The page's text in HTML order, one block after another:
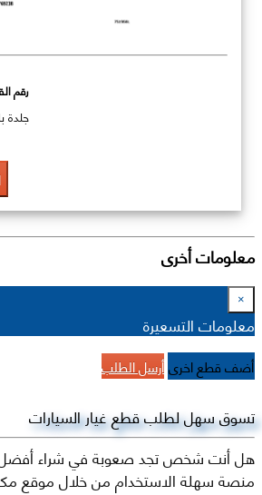
رقم
جلدة
معلومات أخرى
×
معلومات التسعيرة
أضف قطع اخرىأرسل الطلب
تسوق سهل لطلب قطع غيار السيارات
هل أنت شخص تجد صعوبة في شراء أفضل
منصة سهلة الاستخدام من خلال موقع